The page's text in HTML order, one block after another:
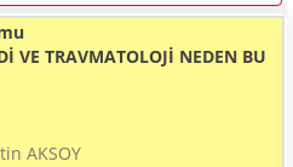
VE TRAVMATOLOJİ NEDEN BU
AKSOY